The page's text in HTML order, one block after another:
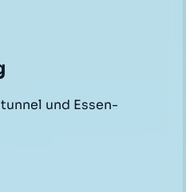
und Essen-